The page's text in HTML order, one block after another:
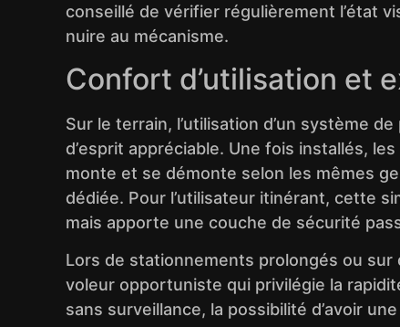
conseillé de vérifier régulièrement l’état
nuire au mécanisme.
Confort d’utilisation et
Sur le terrain, l’utilisation d’un système
d’esprit appréciable. Une fois installés,
monte et se démonte selon les mêmes
dédiée. Pour l’utilisateur itinérant, cette
mais apporte une couche de sécurité
Lors de stationnements prolongés ou
voleur opportuniste qui privilégie la
sans surveillance, la possibilité d’avoir